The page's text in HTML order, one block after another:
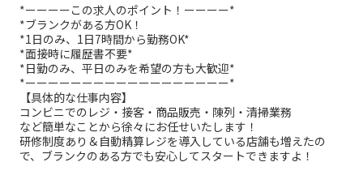
*ーーーーこの求人のポイント！ーーーー*
*ブランクがある方OK！
*1日のみ、1日7時間から勤務OK*
*面接時に履歴書不要*
*日勤のみ、平日のみを希望の方も大歓迎*
*ーーーーーーーーーーーーーーーーーー*
【具体的な仕事内容】
コンビニでのレジ・接客・商品販売・陳列・清掃業務
など簡単なことから徐々にお任せいたします！
研修制度あり＆自動精算レジを導入している店舗も増えたの
で、ブランクのある方でも安心してスタートできますよ！